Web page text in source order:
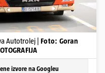
Autotrolej | Foto: Goran
izvore na Googleu